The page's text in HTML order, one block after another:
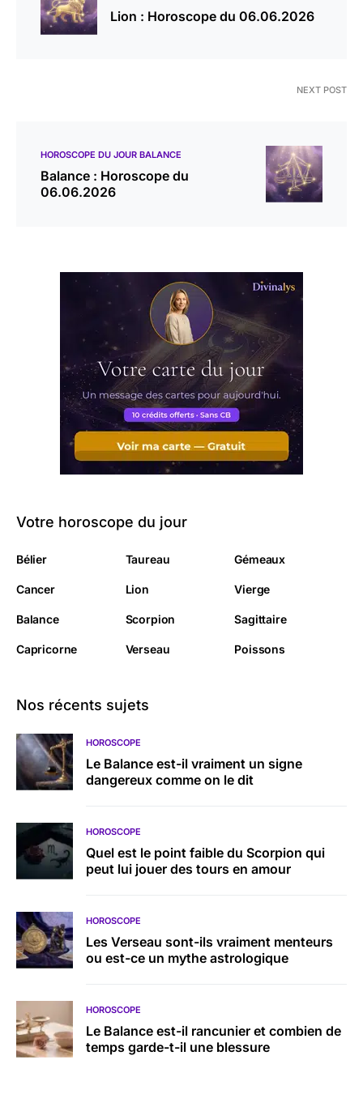
Lion : Horoscope du 06.06.2026
NEXT POST
HOROSCOPE DU JOUR BALANCE
Balance : Horoscope du
06.06.2026
Votre horoscope du jour
Bélier Taureau Gémeaux
Cancer Lion Vierge
Balance Scorpion Sagittaire
Capricorne Verseau Poissons
Nos récents sujets
HOROSCOPE
Le Balance est-il vraiment un signe
dangereux comme on le dit
HOROSCOPE
Quel est le point faible du Scorpion qui
peut lui jouer des tours en amour
HOROSCOPE
Les Verseau sont-ils vraiment menteurs
ou est-ce un mythe astrologique
HOROSCOPE
Le Balance est-il rancunier et combien de
temps garde-t-il une blessure